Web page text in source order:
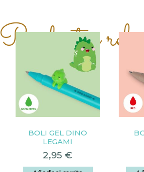
Productos
BOLI GEL DINO
LEGAMI
2,95 €